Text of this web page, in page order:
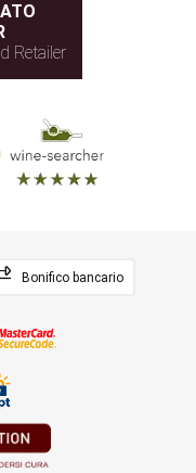
Retailer
Bonifico bancario